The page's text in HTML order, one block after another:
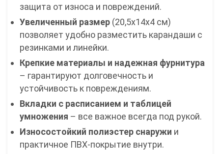
защита от износа и повреждений.
Увеличенный размер (20,5x14x4 см)
позволяет удобно разместить карандаши с
резинками и линейки.
Крепкие материалы и надежная фурнитура
– гарантируют долговечность и
устойчивость к повреждениям.
Вкладки с расписанием и таблицей
умножения – все важное всегда под рукой.
Износостойкий полиэстер снаружи и
практичное ПВХ-покрытие внутри.